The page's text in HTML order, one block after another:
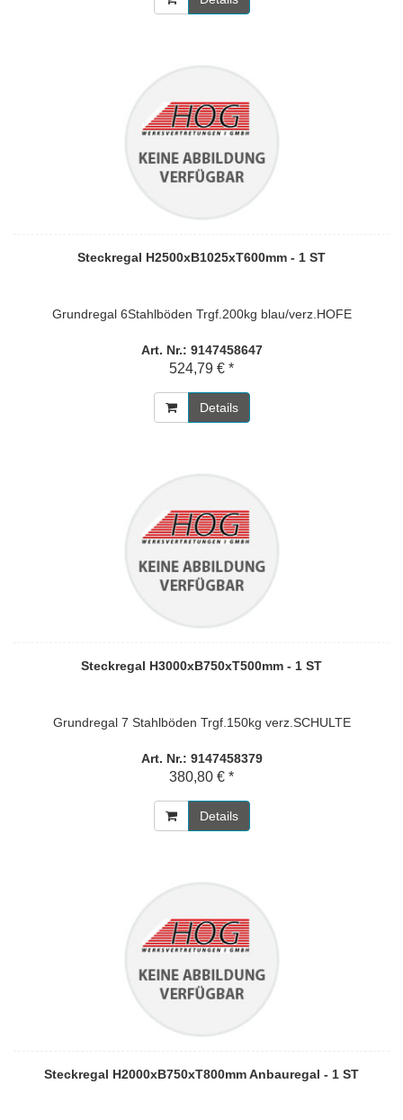
Steckregal H2500xB1025xT600mm - 1 ST
Grundregal 6Stahlböden Trgf.200kg blau/verz.HOFE
Art. Nr.: 9147458647
524,79 € *
Details
Steckregal H3000xB750xT500mm - 1 ST
Grundregal 7 Stahlböden Trgf.150kg verz.SCHULTE
Art. Nr.: 9147458379
380,80 € *
Details
Steckregal H2000xB750xT800mm Anbauregal - 1 ST